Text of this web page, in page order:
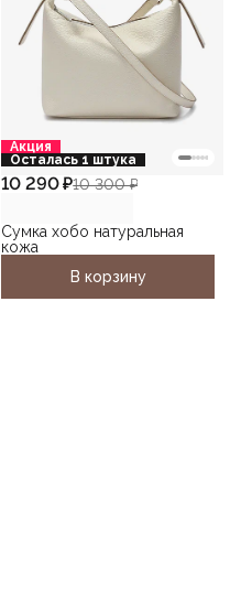
Акция
Осталась 1 штука
10 290 ₽10 300 ₽
Сумка хобо натуральная
кожа
В корзину